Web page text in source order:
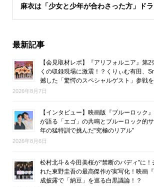
麻衣は「少女と少年が合わさった方」ド
最新記事
【会見取材レポ】『アリフォルニア』第
くの収録現場に激震！？くりぃむ有田、
撼した「驚愕のスペシャルゲスト」参戦
2026年8月7日
【インタビュー】映画版『ブルーロック
が語る「エゴ」の共鳴とブルーロック的
年の猛特訓で挑んだ“究極のリアル”
2026年8月6日
松村北斗＆今田美桜が“禁断のバディ”に
れた東野圭吾の最高傑作が実写化！映画
成披露で「納豆」を巡る白黒議論！？